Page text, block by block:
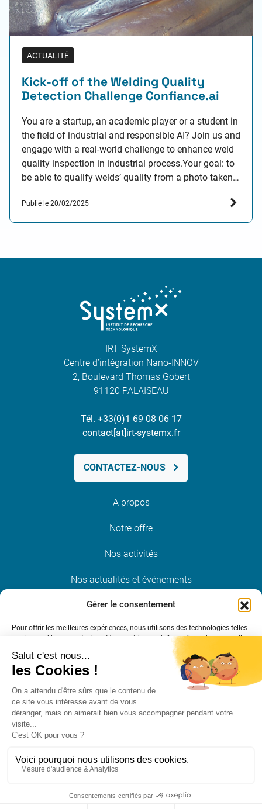
Gérer le consentement
Pour offrir les meilleures expériences, nous utilisons des technologies telles
que les cookies pour stocker et/ou accéder aux informations des appareils.
Le fait de consentir à ces technologies nous permettra de traiter des
données telles que le comportement de navigation ou les ID uniques sur ce
site. Le fait de ne pas consentir ou de retirer son consentement peut avoir
un effet négatif sur certaines caractéristiques et fonctions.
Gérer les services
Refuser
ACTUALITÉ
Kick-off of the Welding Quality
Detection Challenge Confiance.ai
You are a startup, an academic player or a student in
the field of industrial and responsible AI? Join us and
engage with a real-world challenge to enhance weld
quality inspection in industrial process.Your goal: to
be able to qualify welds’ quality from a photo taken
4,000…
Publié le 20/02/2025
IRT SystemX
Centre d’intégration Nano-INNOV
2, Boulevard Thomas Gobert
91120 PALAISEAU
Tél. +33(0)1 69 08 06 17
contact[at]irt-systemx.fr
CONTACTEZ-NOUS
A propos
Notre offre
Nos activités
Nos actualités et événements
Nous rejoindre
Restez informé
S’INSCRIRE À LA NEWSLETTER
Mentions légales et crédits Politique RGPD